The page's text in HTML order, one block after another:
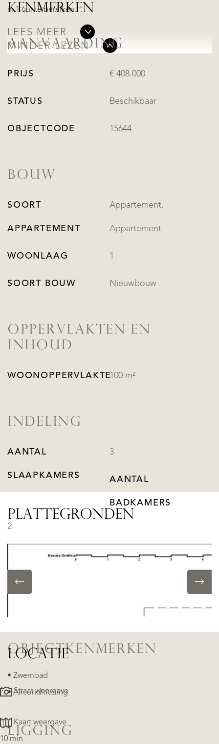
in 1 uur te bereiken.
LEES MEER
MINDER LEZEN
KENMERKEN
AANVAARDING
PRIJS € 408.000
STATUS Beschikbaar
OBJECTCODE 15644
BOUW
SOORT
APPARTEMENT
Appartement,
Appartement
WOONLAAG 1
SOORT BOUW Nieuwbouw
OPPERVLAKTEN EN
INHOUD
WOONOPPERVLAKTE100 m²
INDELING
AANTAL
SLAAPKAMERS
3
AANTAL
BADKAMERS
2
BUITENRUIMTE
OBJECTKENMERKEN
• Zwembad
• Airconditioning
LIGGING
PLATTEGRONDEN
LOCATIE
Straat weergave
Kaart weergave
10 min